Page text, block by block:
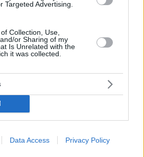
Targeted Advertising.
Collection, Use,
or Sharing of my
Is Unrelated with the
it was collected.
Data Access Privacy Policy
Δημοφιλή
θα σας βοηθήσει